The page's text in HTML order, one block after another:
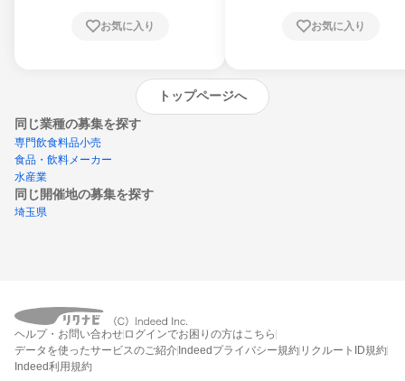
お気に入り お気に入り
トップページへ
同じ業種の募集を探す
専門飲食料品小売
食品・飲料メーカー
水産業
同じ開催地の募集を探す
埼玉県
エントリーするとプログラムの詳細案内を
受け取れるようになります
ヘルプ・お問い合わせ ログインでお困りの方はこちら
データを使ったサービスのご紹介 Indeedプライバシー規約 リクルートID規約
Indeed利用規約